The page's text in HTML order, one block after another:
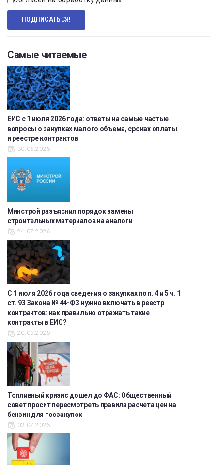
Самые читаемые
ЕИС с 1 июля 2026 года: ответы на самые частые
вопросы о закупках малого объема, сроках оплаты
и реестре контрактов
30.06.2026
Минстрой разъяснил порядок замены
строительных материалов на аналоги
24.07.2026
С 1 июля 2026 года сведения о закупках по п. 4 и 5 ч. 1
ст. 93 Закона № 44-ФЗ нужно включать в реестр
контрактов: как правильно отражать такие
контракты в ЕИС?
20.06.2026
Топливный кризис дошел до ФАС: Общественный
совет просит пересмотреть правила расчета цен на
бензин для госзакупок
03.07.2026